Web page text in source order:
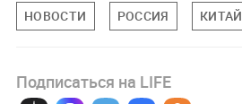
НОВОСТИ РОССИЯ КИТАЙ
Подписаться на LIFE